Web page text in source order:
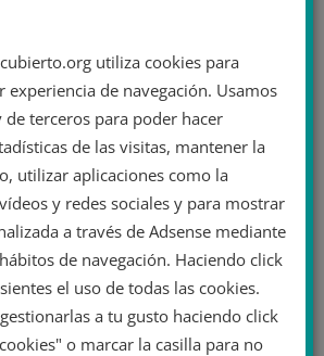
utiliza cookies para
experiencia de navegación. Usamos
terceros para poder hacer
de las visitas, mantener la
utilizar aplicaciones como la
y redes sociales y para mostrar
a través de Adsense mediante
de navegación. Haciendo click
el uso de todas las cookies.
a tu gusto haciendo click
o marcar la casilla para no